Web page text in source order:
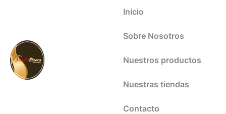
Inicio
Sobre Nosotros
Nuestros productos
Nuestras tiendas
Contacto